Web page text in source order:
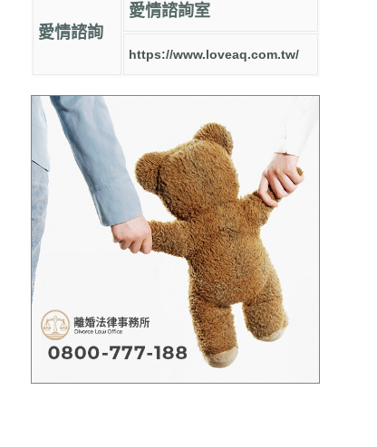
愛情諮詢
愛情諮詢室
https://www.loveaq.com.tw/